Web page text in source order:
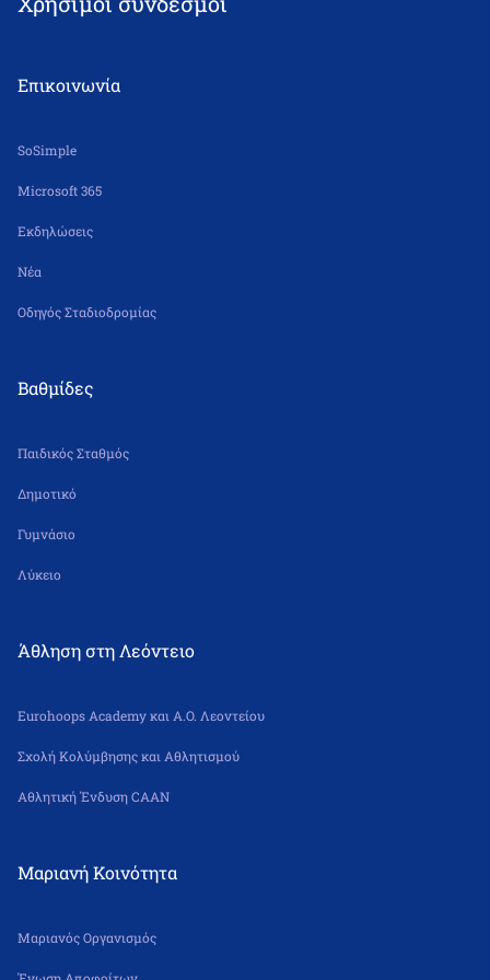
nipiagogeiolsa@leonteiosedu.gr
Επικοινωνία
SoSimple
Microsoft 365
Εκδηλώσεις
Νέα
Οδηγός Σταδιοδρομίας
Βαθμίδες
Παιδικός Σταθμός
Δημοτικό
Γυμνάσιο
Λύκειο
Άθληση στη Λεόντειο
Eurohoops Academy και Α.Ο. Λεοντείου
Σχολή Κολύμβησης και Αθλητισμού
Αθλητική Ένδυση CAAN
Μαριανή Κοινότητα
Μαριανός Οργανισμός